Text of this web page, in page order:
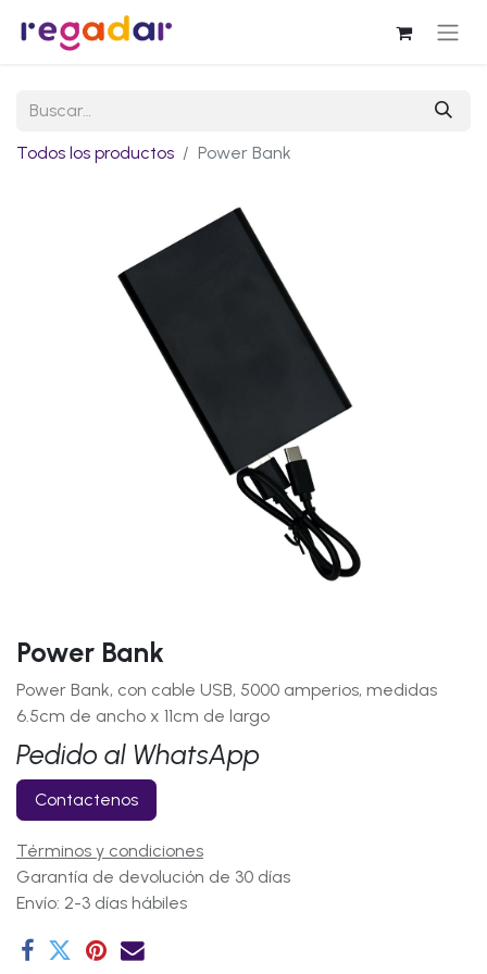
Todos los productos Power Bank
Power Bank
Power Bank, con cable USB, 5000 amperios, medidas
6.5cm de ancho x 11cm de largo
Pedido al WhatsApp
Contactenos
Términos y condiciones
Garantía de devolución de 30 días
Envío: 2-3 días hábiles